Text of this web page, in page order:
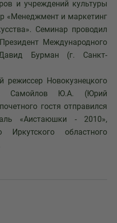
и учреждений культуры
«Менеджмент и маркетинг
Семинар проводил
Международного
Бурман (г. Санкт-
Новокузнецкого
Самойлов Ю.А. (Юрий
гостя отправился
«Аистаюшки - 2010»,
Иркутского областного